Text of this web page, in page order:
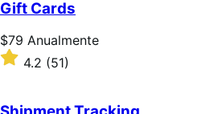
5
estrelas
Gift Cards
Preço:
$79
Anualmente
$79 Anualmente
Classificado
de
4.2 (51)